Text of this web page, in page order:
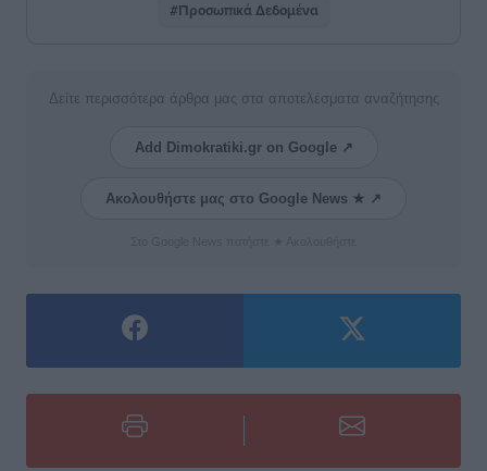
#Προσωπικά Δεδομένα
Δείτε περισσότερα άρθρα μας στα αποτελέσματα αναζήτησης
Add Dimokratiki.gr on Google ↗
Ακολουθήστε μας στο Google News ★ ↗